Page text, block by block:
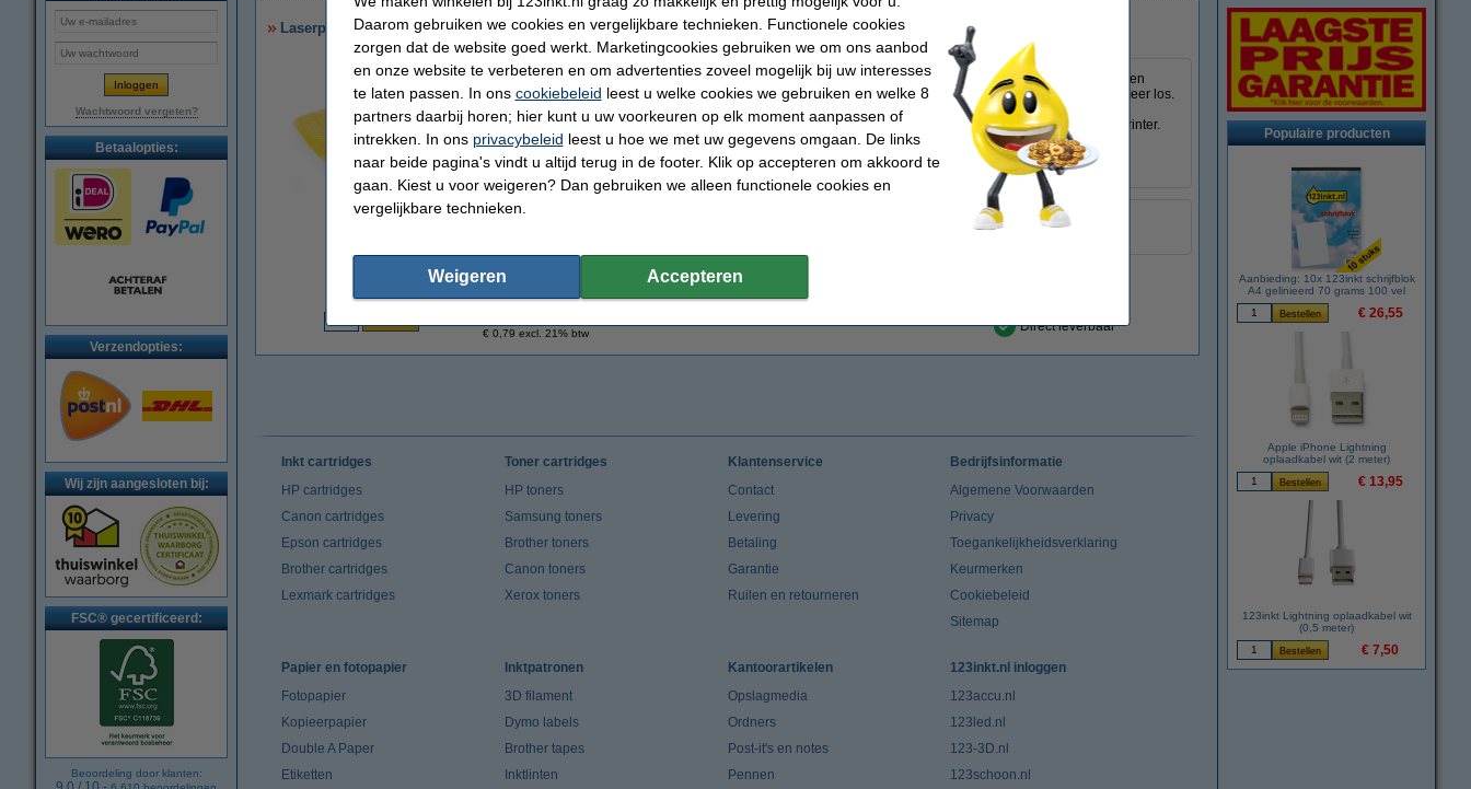
Wachtwoord vergeten?
Betaalopties:
Verzendopties:
Wij zijn aangesloten bij:
FSC® gecertificeerd:
Beoordeling door klanten:
Laserprinter reinigingsdoek
Omschrijving
Deze tonerdoek trekt tonerpoeder als een magneet aan en houdt het in de vezels vast. In tegenstelling tot een
gewone stofdoek, die het poeder alleen verspreidt of zelfs doet opwaaien, laat deze doek het poeder niet meer los.
Zelfs de kleinste tonerdeeltjes blijven plakken. Voorkom dat het lastig te verwijderen poeder op uw handen
terechtkomt. De tonerlap kan ook worden gebruikt voor het schoonmaken van de binnenkant van de laserprinter.
Voor het beste resultaat dient u de doek voor gebruik in beide richtingen op te rekken.
Let op: laat de doek niet in aanraking komen met de drum
Specificaties
geel
€ 0,79 excl. 21% btw Direct leverbaar
Populaire producten
Aanbieding: 10x 123inkt schrijfblok
A4 gelinieerd 70 grams 100 vel
€ 26,55
Apple iPhone Lightning
oplaadkabel wit (2 meter)
€ 13,95
123inkt Lightning oplaadkabel wit
(0,5 meter)
€ 7,50
Inkt cartridges
HP cartridges
Canon cartridges
Epson cartridges
Brother cartridges
Lexmark cartridges
Toner cartridges
HP toners
Samsung toners
Brother toners
Canon toners
Xerox toners
Klantenservice
Contact
Levering
Betaling
Garantie
Ruilen en retourneren
Bedrijfsinformatie
Algemene Voorwaarden
Privacy
Toegankelijkheidsverklaring
Keurmerken
Cookiebeleid
Sitemap
Papier en fotopapier
Fotopapier
Kopieerpapier
Double A Paper
Etiketten
Inktpatronen
3D filament
Dymo labels
Brother tapes
Inktlinten
Kantoorartikelen
Opslagmedia
Ordners
Post-it's en notes
Pennen
123inkt.nl inloggen
123accu.nl
123led.nl
123-3D.nl
123schoon.nl
Daarom gebruiken we cookies en vergelijkbare technieken. Functionele cookies
zorgen dat de website goed werkt. Marketingcookies gebruiken we om ons aanbod
en onze website te verbeteren en om advertenties zoveel mogelijk bij uw interesses
te laten passen. In ons cookiebeleid leest u welke cookies we gebruiken en welke 8
partners daarbij horen; hier kunt u uw voorkeuren op elk moment aanpassen of
intrekken. In ons privacybeleid leest u hoe we met uw gegevens omgaan. De links
naar beide pagina's vindt u altijd terug in de footer. Klik op accepteren om akkoord te
gaan. Kiest u voor weigeren? Dan gebruiken we alleen functionele cookies en
vergelijkbare technieken.
Weigeren Accepteren